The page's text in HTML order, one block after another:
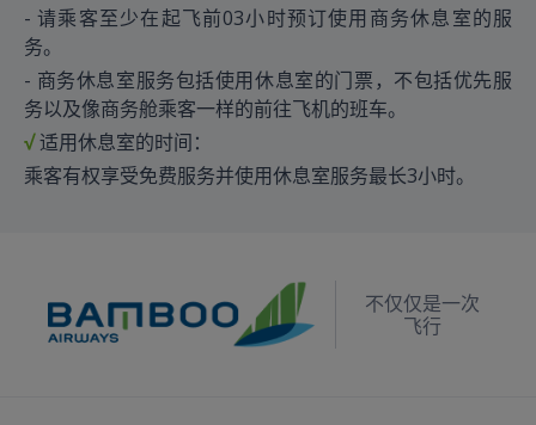
- 请乘客至少在起飞前03小时预订使用商务休息室的服
务。
- 商务休息室服务包括使用休息室的门票，不包括优先服
务以及像商务舱乘客一样的前往飞机的班车。
√适用休息室的时间：
乘客有权享受免费服务并使用休息室服务最长3小时。
不仅仅是一次
飞行